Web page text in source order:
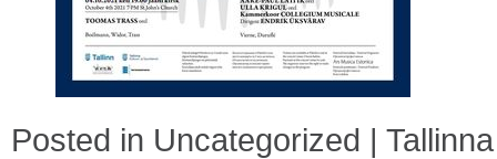
Posted in Uncategorized |